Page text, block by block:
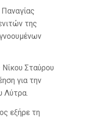
της
Σταύρου
για την
Λύτρα.
εξήρε τη